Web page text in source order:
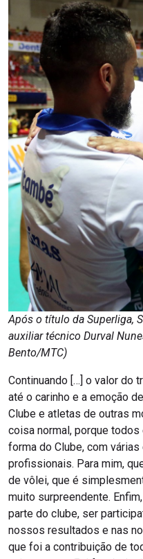
Após o título da Superliga,
auxiliar técnico Durval
Bento/MTC)
Continuando […] o valor do
até o carinho e a emoção
Clube e atletas de outras
coisa normal, porque
forma do Clube, com
profissionais. Para mim,
de vôlei, que é
muito surpreendente.
parte do clube, ser
nossos resultados e nas
que foi a contribuição de